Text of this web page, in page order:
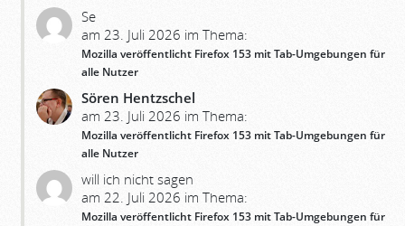
Se
am 23. Juli 2026 im Thema:
Mozilla veröffentlicht Firefox 153 mit Tab-Umgebungen für
alle Nutzer
Sören Hentzschel
am 23. Juli 2026 im Thema:
Mozilla veröffentlicht Firefox 153 mit Tab-Umgebungen für
alle Nutzer
will ich nicht sagen
am 22. Juli 2026 im Thema:
Mozilla veröffentlicht Firefox 153 mit Tab-Umgebungen für